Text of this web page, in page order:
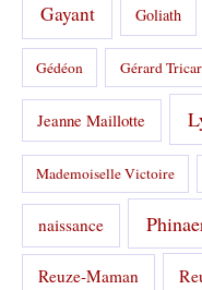
Gayant Goliath
Gédéon Gérard
Jeanne Maillotte
Mademoiselle Victoire
naissance
Reuze-Maman